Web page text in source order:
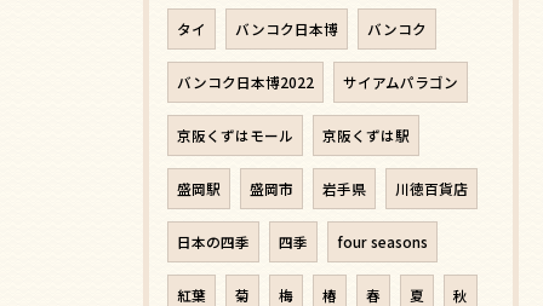
タイ バンコク日本博 バンコク
バンコク日本博2022 サイアムパラゴン
京阪くずはモール 京阪くずは駅
盛岡駅 盛岡市 岩手県 川徳百貨店
日本の四季 四季 four seasons
紅葉 菊 梅 椿 春 夏 秋